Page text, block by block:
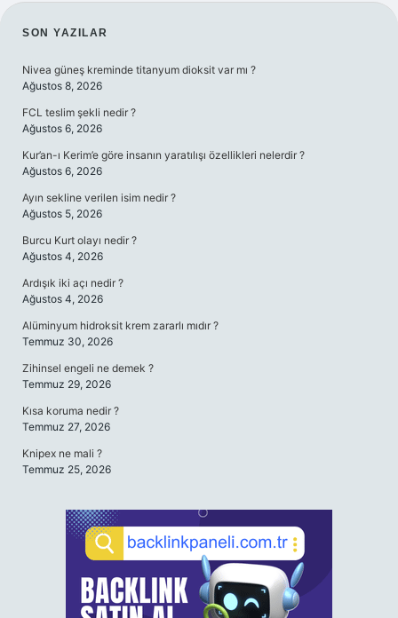
SIDEBAR
SON YAZILAR
Nivea güneş kreminde titanyum dioksit var mı ?
Ağustos 8, 2026
FCL teslim şekli nedir ?
Ağustos 6, 2026
Kur’an-ı Kerim’e göre insanın yaratılışı özellikleri nelerdir ?
Ağustos 6, 2026
Ayın sekline verilen isim nedir ?
Ağustos 5, 2026
Burcu Kurt olayı nedir ?
Ağustos 4, 2026
Ardışık iki açı nedir ?
Ağustos 4, 2026
Alüminyum hidroksit krem zararlı mıdır ?
Temmuz 30, 2026
Zihinsel engeli ne demek ?
Temmuz 29, 2026
Kısa koruma nedir ?
Temmuz 27, 2026
Knipex ne mali ?
Temmuz 25, 2026